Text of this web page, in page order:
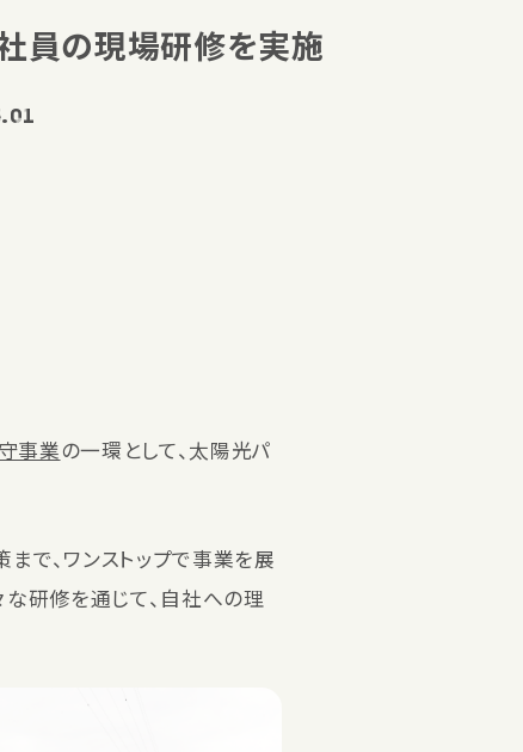
員の現場研修を実施
事業の一環として、太陽光パ
で、ワンストップで事業を展
な研修を通じて、自社への理